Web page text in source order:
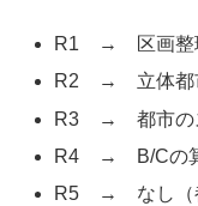
R1 → 区画整理
R2 → 立体都
R3 → 都市の
R4 → B/Cの
R5 → なし（都